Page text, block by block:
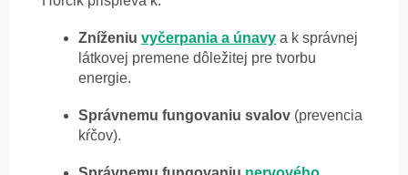
Zníženiu vyčerpania a únavy a k správnej
látkovej premene dôležitej pre tvorbu
energie.
Správnemu fungovaniu svalov (prevencia
kŕčov).